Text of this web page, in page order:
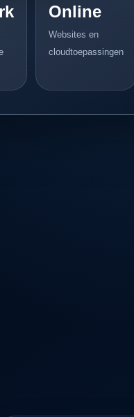
Online
Websites en
cloudtoepassingen